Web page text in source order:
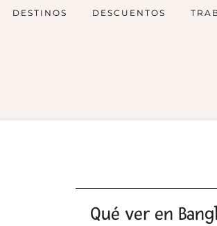
DESTINOS DESCUENTOS
Qué ver en